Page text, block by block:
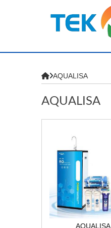
AQUALISA
AQUALISA
AQUALISA